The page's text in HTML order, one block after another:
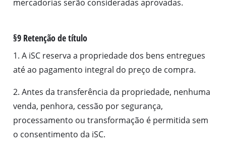
mercadorias serão consideradas aprovadas.
§9 Retenção de título
1. A iSC reserva a propriedade dos bens entregues
até ao pagamento integral do preço de compra.
2. Antes da transferência da propriedade, nenhuma
venda, penhora, cessão por segurança,
processamento ou transformação é permitida sem
o consentimento da iSC.